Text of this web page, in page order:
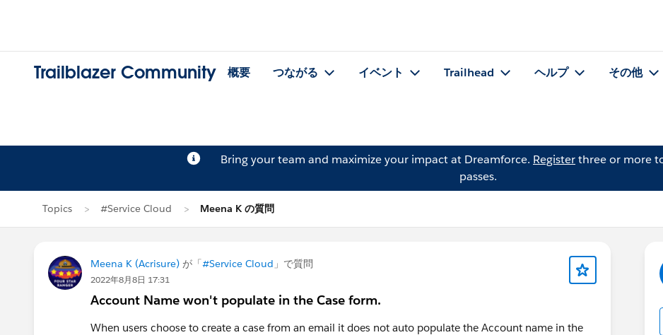
Trailblazer Community 概要 つながる イベント Trailhead ヘルプ その他
Bring your team and maximize your impact at Dreamforce. Registerthree or more
passes.
Topics #Service Cloud Meena K の質問
Meena K (Acrisure) が「#Service Cloud 」で質問
2022年8月8日 17:31
Account Name won't populate in the Case form.
When users choose to create a case from an email it does not auto populate the Account name in the